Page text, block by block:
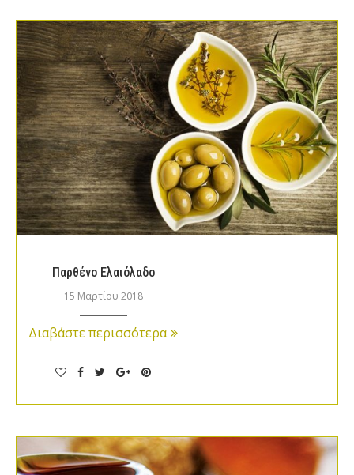
Παρθένο Ελαιόλαδο
15 Μαρτίου 2018
Διαβάστε περισσότερα